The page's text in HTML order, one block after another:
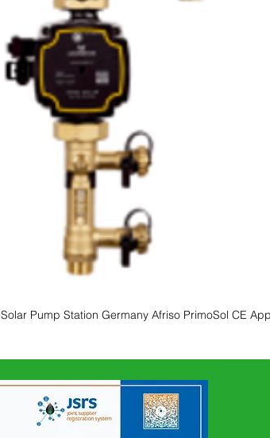
Solar Pump Station Germany Afriso PrimoSol CE